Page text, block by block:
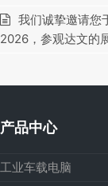
我们诚挚邀请您
2026，参观达文的
产品中心
工业车载电脑